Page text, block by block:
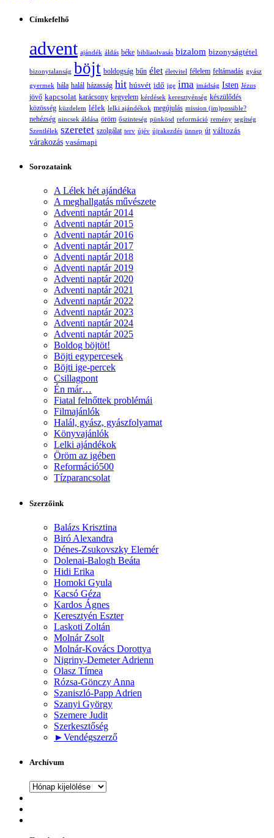
Címkefelhő
advent ajándék áldás béke bibliaolvasás bizalom bizonyságtétel
bizonytalanság böjt boldogság bűn élet életvitel félelem feltámadás gyász
gyermek hála halál házasság hit húsvét idő ige ima imádság Isten Jézus
jövő kapcsolat karácsony kegyelem kérdések keresztyénség készülődés
közösség küzdelem lélek lelki ajándékok megújulás mission (im)possible?
nehézség nincsek áldása öröm őszinteség pünkösd reformáció remény segítség
Szentlélek szeretet szolgálat terv újév újrakezdés ünnep út változás
várakozás vasárnapi
Sorozataink
A Lélek hét ajándéka
A meghallgatás művészete
Adventi naptár 2014
Adventi naptár 2015
Adventi naptár 2016
Adventi naptár 2017
Adventi naptár 2018
Adventi naptár 2019
Adventi naptár 2020
Adventi naptár 2021
Adventi naptár 2022
Adventi naptár 2023
Adventi naptár 2024
Adventi naptár 2025
Boldog böjtöt!
Böjti egypercesek
Böjti ige-percek
Csillagpont
Én már…
Fiatal felnőttek problémái
Filmajánlók
Halál, gyász, gyászfolyamat
Könyvajánlók
Lelki ajándékok
Öröm az igében
Reformáció500
Tízparancsolat
Szerzőink
Balázs Krisztina
Biró Alexandra
Dénes-Zsukovszky Elemér
Dolenai-Balogh Beáta
Hidi Erika
Homoki Gyula
Kacsó Géza
Kardos Ágnes
Keresztyén Eszter
Laskoti Zoltán
Molnár Zsolt
Molnár-Kovács Dorottya
Nigriny-Demeter Adrienn
Olasz Tímea
Rózsa-Gönczy Anna
Szaniszló-Papp Adrien
Szanyi György
Szemere Judit
Szerkesztőség
►Vendégszerző
Archívum
Archívum